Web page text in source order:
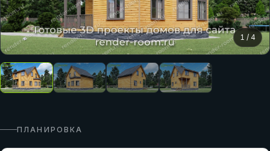
1 / 4
ПЛАНИРОВКА